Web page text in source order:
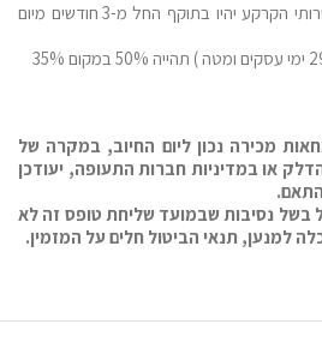
דמי ביטול בסך 10% משירותי הקרקע יהיו בתוקף החל מ-3 חודשים מיום
מכירה נכון ליום החיוב, במקרה של
או במדיניות חברות התעופה, יעודכן
בשל נסיבות שבמועד שליחת טופס זה לא
למנען, תנאי הביטול חלים על המזמין.